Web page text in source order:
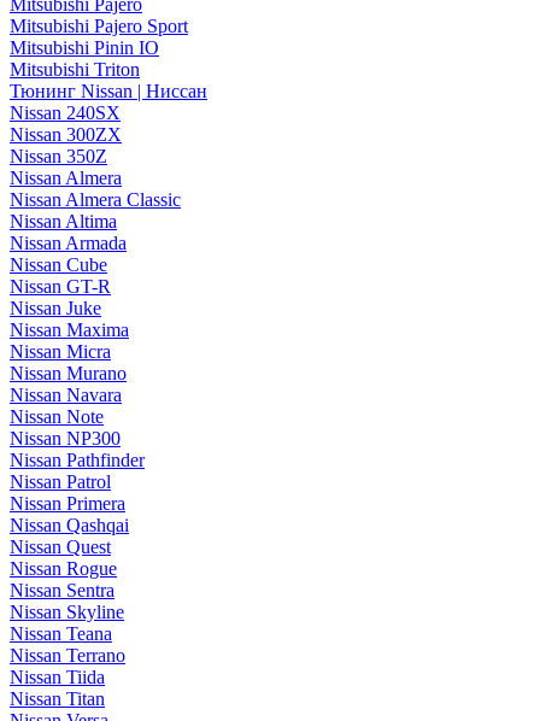
Mitsubishi Pajero
Mitsubishi Pajero Sport
Mitsubishi Pinin IO
Mitsubishi Triton
Тюнинг Nissan | Ниссан
Nissan 240SX
Nissan 300ZX
Nissan 350Z
Nissan Almera
Nissan Almera Classic
Nissan Altima
Nissan Armada
Nissan Cube
Nissan GT-R
Nissan Juke
Nissan Maxima
Nissan Micra
Nissan Murano
Nissan Navara
Nissan Note
Nissan NP300
Nissan Pathfinder
Nissan Patrol
Nissan Primera
Nissan Qashqai
Nissan Quest
Nissan Rogue
Nissan Sentra
Nissan Skyline
Nissan Teana
Nissan Terrano
Nissan Tiida
Nissan Titan